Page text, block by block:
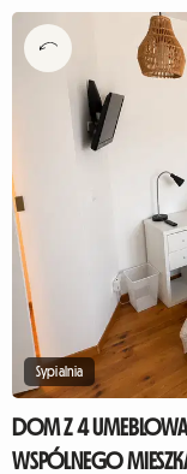
Sypialnia
DOM Z 4
WSPÓLNEGO